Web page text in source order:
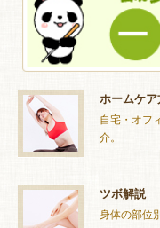
ホームケ
自宅・オフ
介。
ツボ解説
身体の部位